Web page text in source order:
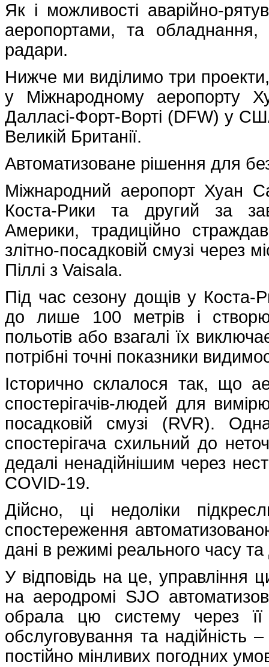
Як і можливості аварійно-
аеропортами, та обладнання,
радари.
Нижче ми виділимо три
у Міжнародному аеропорту
Далласі-Форт-Ворті (DFW) у
Великій Британії.
Автоматизоване рішення для
Міжнародний аеропорт Хуан
Коста-Рики та другий за
Америки, традиційно
злітно-посадковій смузі через
Піллі з Vaisala.
Під час сезону дощів у Коста-
до лише 100 метрів і
польотів або взагалі їх
потрібні точні показники
Історично склалося так, що
спостерігачів-людей для
посадковій смузі (RVR).
спостерігача схильний до
дедалі ненадійнішим через
COVID-19.
Дійсно, ці недоліки
спостереження
дані в режимі реального часу та
У відповідь на це, управління
на аеродромі SJO
обрала цю систему через її
обслуговування та надійність
постійно мінливих погодних